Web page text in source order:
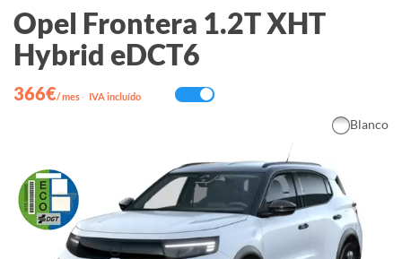
Opel Frontera 1.2T XHT
Hybrid eDCT6
366€/ mes · IVA incluído
Blanco